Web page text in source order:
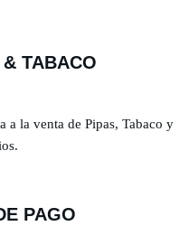
TABACO
a la venta de Pipas, Tabaco y
PAGO